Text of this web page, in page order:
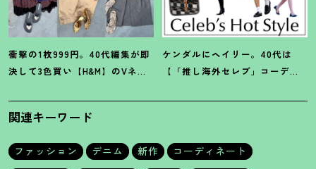
衝撃の1枚999円。40代編集が即
決して3色買い【H&M】のVネッ
3選
ケンダルにヘイリー。40代は
【「推し海外セレブ」コーデ】
デが吉！
関連キーワード
ファッション デニム 新作
コーディネート